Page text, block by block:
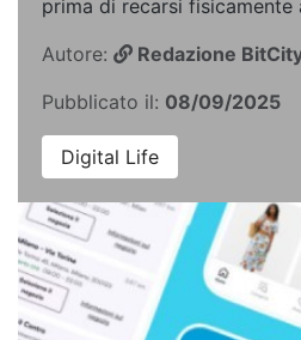
prima di recarsi fisicamente
Autore:
Redazione
Pubblicato il: 08/09/2025
Digital Life